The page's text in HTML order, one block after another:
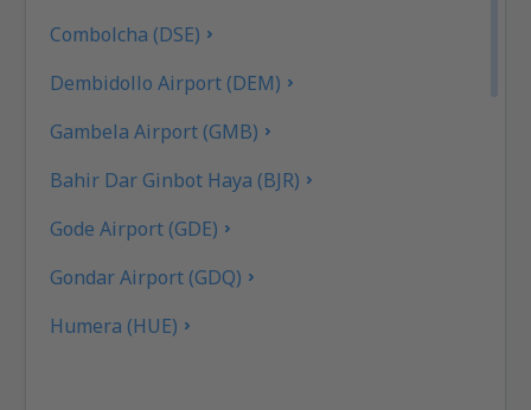
Combolcha (DSE)
Dembidollo Airport (DEM)
Gambela Airport (GMB)
Bahir Dar Ginbot Haya (BJR)
Gode Airport (GDE)
Gondar Airport (GDQ)
Humera (HUE)